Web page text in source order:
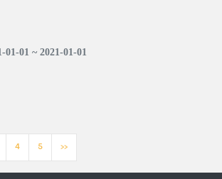
01-01 ~ 2021-01-01
4 5 >>